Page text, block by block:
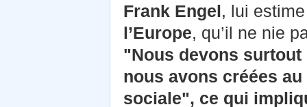
Frank Engel, lui
l’Europe, qu’il ne nie
"Nous devons
nous avons créées
sociale", ce qui